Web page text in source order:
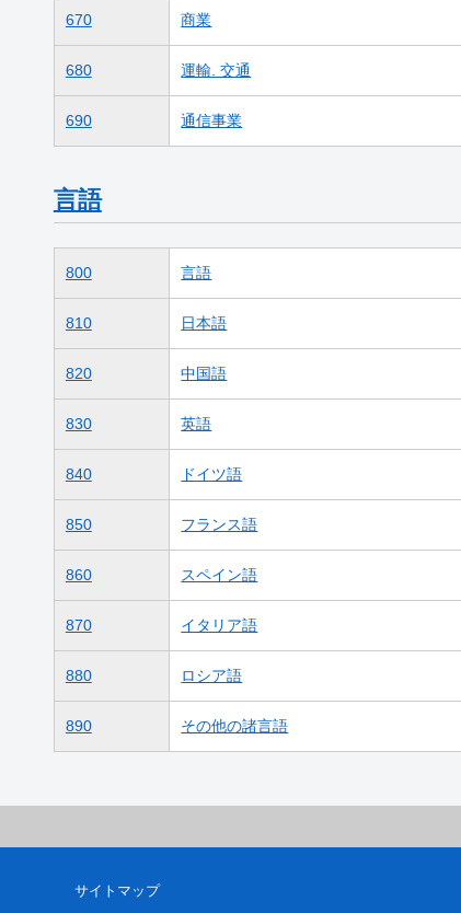
670 商業
680 運輸. 交通
690 通信事業
言語
800 言語
810 日本語
820 中国語
830 英語
840 ドイツ語
850 フランス語
860 スペイン語
870 イタリア語
880 ロシア語
890 その他の諸言語
サイトマップ